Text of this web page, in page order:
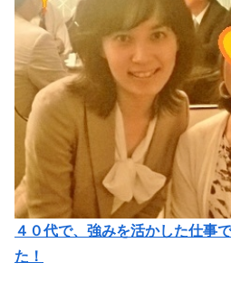
４０代で、強みを活かした仕事
た！